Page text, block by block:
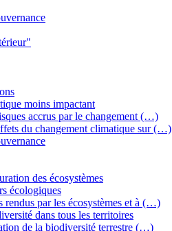
moins impactant
accrus par le changement (…)
du changement climatique sur (…)
des écosystèmes
écologiques
rendus par les écosystèmes et à (…)
dans tous les territoires
de la biodiversité terrestre (…)